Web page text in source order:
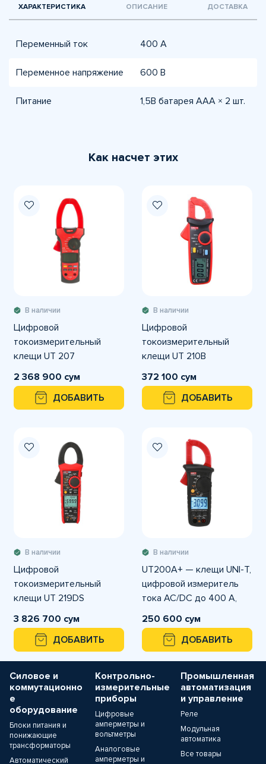
ХАРАКТЕРИСТИКА ОПИСАНИЕ ДОСТАВКА
Переменный ток 400 А
Переменное напряжение 600 В
Питание 1,5В батарея ААА × 2 шт.
Как насчет этих
В наличии
Цифровой
токоизмерительный
клещи UT 207
2 368 900 сум
ДОБАВИТЬ
В наличии
Цифровой
токоизмерительный
клещи UT 210B
372 100 сум
ДОБАВИТЬ
В наличии
Цифровой
токоизмерительный
клещи UT 219DS
3 826 700 сум
ДОБАВИТЬ
В наличии
UT200A+ — клещи UNI-T,
цифровой измеритель
тока AC/DC до 400 A,
напряжение до 600 V,
True RMS.
250 600 сум
ДОБАВИТЬ
Силовое и
коммутационно
е
оборудование
Блоки питания и
понижающие
трансформаторы
Автоматический
Контрольно-
измерительные
приборы
Цифровые
амперметры и
вольтметры
Аналоговые
амперметры и
Промышленная
автоматизация
и управление
Реле
Модульная
автоматика
Все товары